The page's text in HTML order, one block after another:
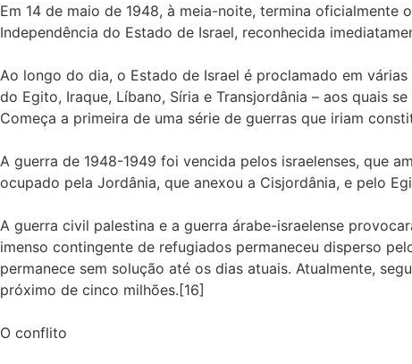
Em 14 de maio de 1948, à meia-noite, termina oficialmente
Independência do Estado de Israel, reconhecida
Ao longo do dia, o Estado de Israel é proclamado em
do Egito, Iraque, Líbano, Síria e Transjordânia – aos quais
Começa a primeira de uma série de guerras que iriam
A guerra de 1948-1949 foi vencida pelos israelenses, que
ocupado pela Jordânia, que anexou a Cisjordânia, e pelo
A guerra civil palestina e a guerra árabe-israelense
imenso contingente de refugiados permaneceu disperso
permanece sem solução até os dias atuais. Atualmente,
próximo de cinco milhões.[16]
O conflito